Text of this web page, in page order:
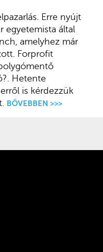
Erre nyújt
egyetemista által
amelyhez már
Forprofit
Hetente
is kérdezzük
BŐVEBBEN >>>